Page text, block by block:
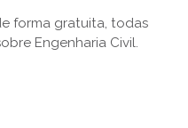
forma gratuita, todas
Engenharia Civil.